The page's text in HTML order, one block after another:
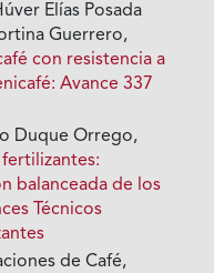
Elías Posada
Guerrero,
con resistencia a
Avance 337
Duque Orrego,
balanceada de los
Técnicos
de Café,